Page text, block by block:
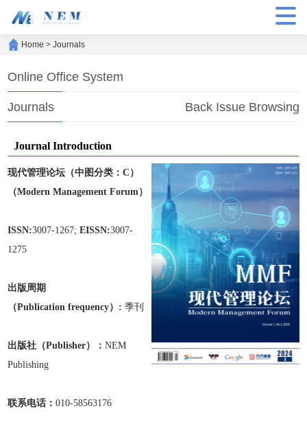
Home >Journals
Online Office System
Back Issue Browsing
Journals
Journal Introduction
现代管理论坛 （中图分类：C）
（Modern Management Forum）
ISSN:3007-1267; EISSN:3007-
1275
出版周期
（Publication frequency）: 季刊
出版社 （Publisher）：NEM
Publishing
联系电话：010-58563176